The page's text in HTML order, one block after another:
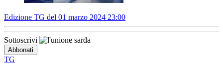
Edizione TG del 01 marzo 2024 23:00
Sottoscrivi
TG